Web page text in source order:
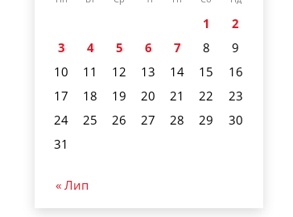
1
2
3
4 5 6 7 8
9
10
11 12 13 14 15
16
17
18 19 20 21 22
23
24
25 26 27 28 29
30
31
« Лип